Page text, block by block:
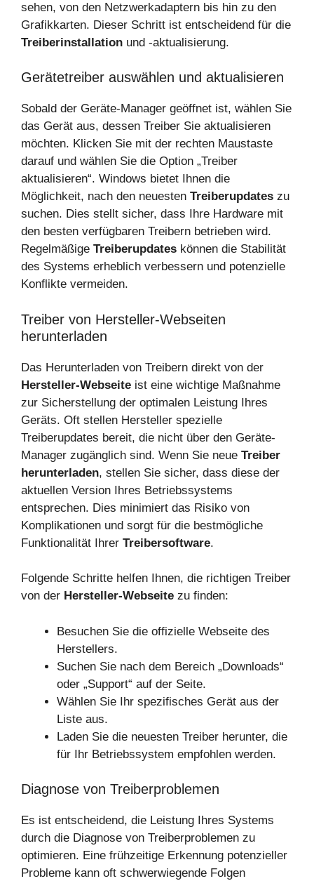
sehen, von den Netzwerkadaptern bis hin zu den
Grafikkarten. Dieser Schritt ist entscheidend für die
Treiberinstallation und -aktualisierung.
Gerätetreiber auswählen und aktualisieren
Sobald der Geräte-Manager geöffnet ist, wählen Sie
das Gerät aus, dessen Treiber Sie aktualisieren
möchten. Klicken Sie mit der rechten Maustaste
darauf und wählen Sie die Option „Treiber
aktualisieren“. Windows bietet Ihnen die
Möglichkeit, nach den neuesten Treiberupdates zu
suchen. Dies stellt sicher, dass Ihre Hardware mit
den besten verfügbaren Treibern betrieben wird.
Regelmäßige Treiberupdates können die Stabilität
des Systems erheblich verbessern und potenzielle
Konflikte vermeiden.
Treiber von Hersteller-Webseiten
herunterladen
Das Herunterladen von Treibern direkt von der
Hersteller-Webseite ist eine wichtige Maßnahme
zur Sicherstellung der optimalen Leistung Ihres
Geräts. Oft stellen Hersteller spezielle
Treiberupdates bereit, die nicht über den Geräte-
Manager zugänglich sind. Wenn Sie neue Treiber
herunterladen, stellen Sie sicher, dass diese der
aktuellen Version Ihres Betriebssystems
entsprechen. Dies minimiert das Risiko von
Komplikationen und sorgt für die bestmögliche
Funktionalität Ihrer Treibersoftware.
Folgende Schritte helfen Ihnen, die richtigen Treiber
von der Hersteller-Webseite zu finden:
Besuchen Sie die offizielle Webseite des
Herstellers.
Suchen Sie nach dem Bereich „Downloads“
oder „Support“ auf der Seite.
Wählen Sie Ihr spezifisches Gerät aus der
Liste aus.
Laden Sie die neuesten Treiber herunter, die
für Ihr Betriebssystem empfohlen werden.
Diagnose von Treiberproblemen
Es ist entscheidend, die Leistung Ihres Systems
durch die Diagnose von Treiberproblemen zu
optimieren. Eine frühzeitige Erkennung potenzieller
Probleme kann oft schwerwiegende Folgen